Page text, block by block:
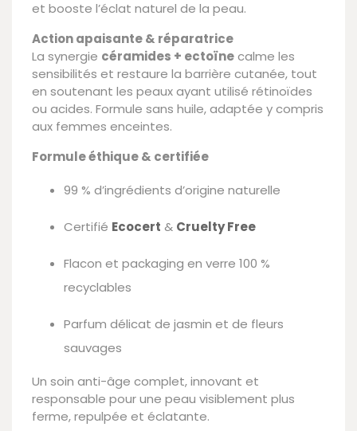
et booste l’éclat naturel de la peau.
Action apaisante & réparatrice
La synergie céramides + ectoïnecalme les
sensibilités et restaure la barrière cutanée, tout
en soutenant les peaux ayant utilisé rétinoïdes
ou acides. Formule sans huile, adaptée y compris
aux femmes enceintes.
Formule éthique & certifiée
99 % d’ingrédients d’origine naturelle
Certifié Ecocert & Cruelty Free
Flacon et packaging en verre 100 %
recyclables
Parfum délicat de jasmin et de fleurs
sauvages
Un soin anti-âge complet, innovant et
responsable pour une peau visiblement plus
ferme, repulpée et éclatante.